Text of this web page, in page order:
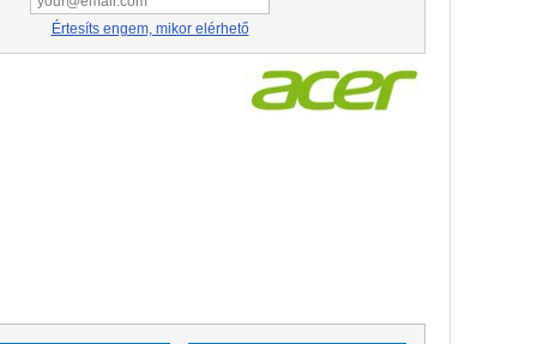
Értesíts engem, mikor elérhető